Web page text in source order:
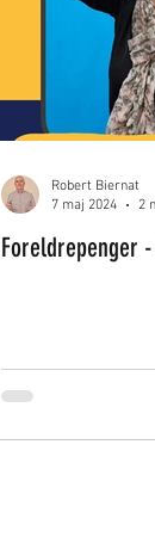
Foreldrepenger -
Robert Biernat
7 maj 2024
2